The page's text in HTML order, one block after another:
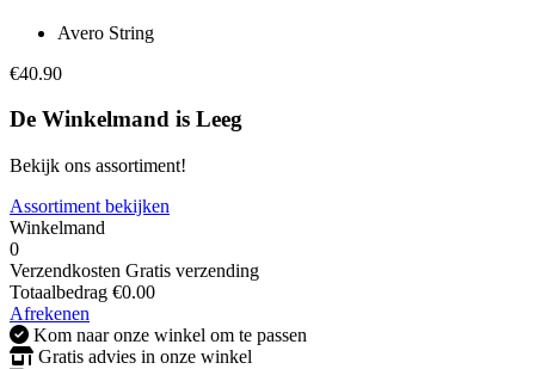
Avero String
€40.90
De Winkelmand is Leeg
Bekijk ons assortiment!
Assortiment bekijken
Winkelmand
0
Verzendkosten Gratis verzending
Totaalbedrag €0.00
Afrekenen
Kom naar onze winkel om te passen
Gratis advies in onze winkel